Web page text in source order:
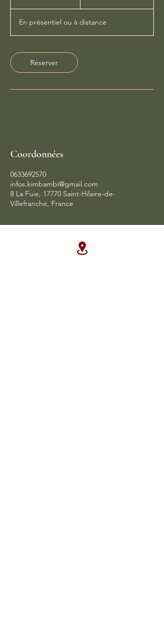
En présentiel ou à distance
Réserver
Coordonnées
0633692570
infos.kimbambi@gmail.com
8 La Fuie, 17770 Saint-Hilaire-de-
Villefranche, France